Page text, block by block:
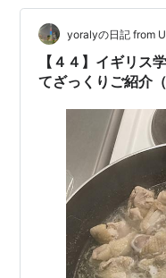
yoralyの日記 from
【４４】イギリス
てざっくりご紹介